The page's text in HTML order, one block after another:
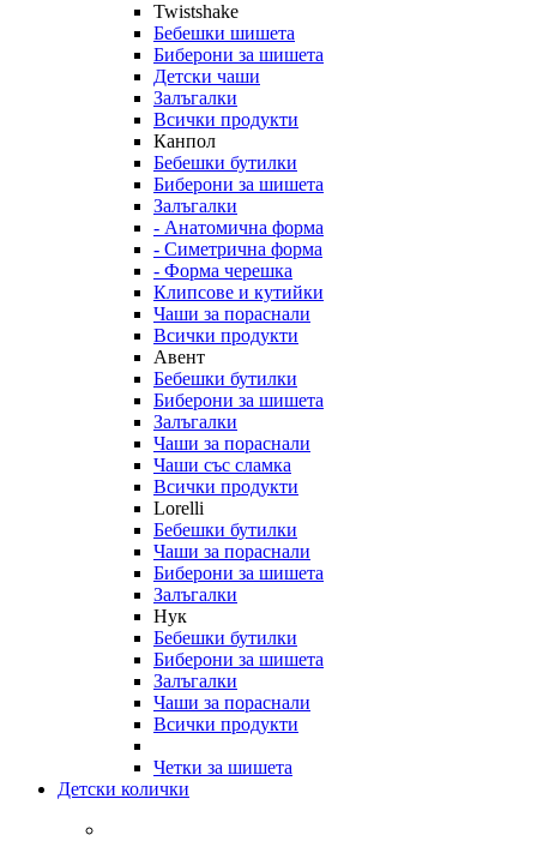
Twistshake
Бебешки шишета
Биберони за шишета
Детски чаши
Залъгалки
Всички продукти
Канпол
Бебешки бутилки
Биберони за шишета
Залъгалки
- Анатомична форма
- Симетрична форма
- Форма черешка
Клипсове и кутийки
Чаши за пораснали
Всички продукти
Авент
Бебешки бутилки
Биберони за шишета
Залъгалки
Чаши за пораснали
Чаши със сламка
Всички продукти
Lorelli
Бебешки бутилки
Чаши за пораснали
Биберони за шишета
Залъгалки
Нук
Бебешки бутилки
Биберони за шишета
Залъгалки
Чаши за пораснали
Всички продукти
Четки за шишета
Детски колички